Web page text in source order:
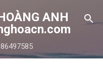
chính
ANH